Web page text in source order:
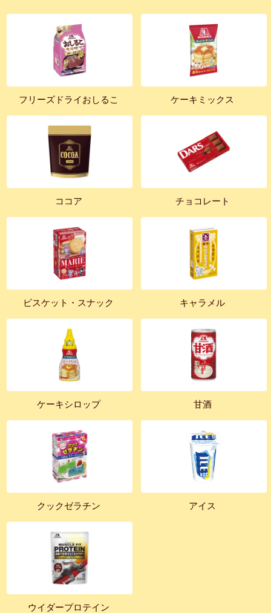
フリーズドライおしるこ ケーキミックス
ココア チョコレート
ビスケット・スナック キャラメル
ケーキシロップ 甘酒
クックゼラチン アイス
ウイダープロテイン